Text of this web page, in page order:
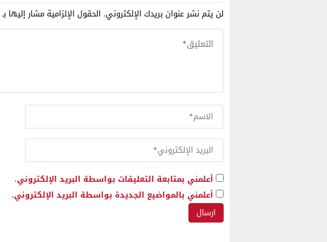
لن يتم نشر عنوان بريدك الإلكتروني. الحقول الإلزامية مشار إليها بـ
أعلمني بمتابعة التعليقات بواسطة البريد الإلكتروني.
أعلمني بالمواضيع الجديدة بواسطة البريد الإلكتروني.